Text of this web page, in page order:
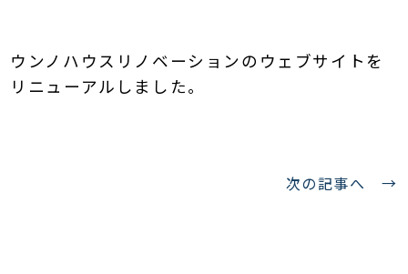
ウンノハウスリノベーションのウェブサイトを
リニューアルしました。
次の記事へ →